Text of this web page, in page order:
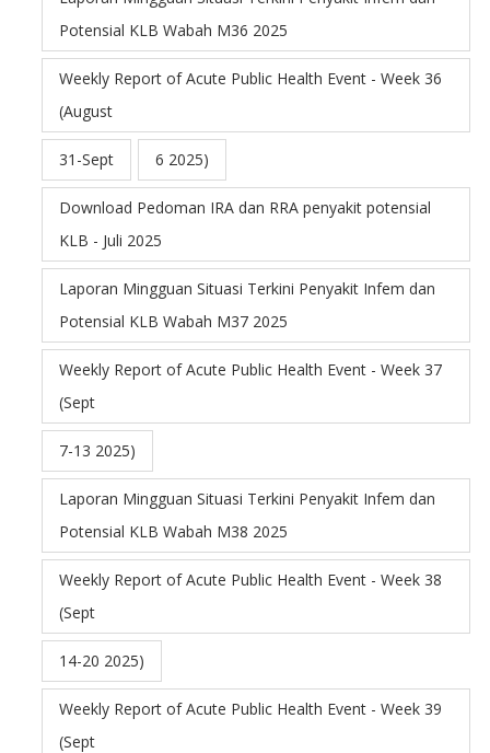
Potensial KLB Wabah M36 2025
Weekly Report of Acute Public Health Event - Week 36
(August
31-Sept 6 2025)
Download Pedoman IRA dan RRA penyakit potensial
KLB - Juli 2025
Laporan Mingguan Situasi Terkini Penyakit Infem dan
Potensial KLB Wabah M37 2025
Weekly Report of Acute Public Health Event - Week 37
(Sept
7-13 2025)
Laporan Mingguan Situasi Terkini Penyakit Infem dan
Potensial KLB Wabah M38 2025
Weekly Report of Acute Public Health Event - Week 38
(Sept
14-20 2025)
Weekly Report of Acute Public Health Event - Week 39
(Sept